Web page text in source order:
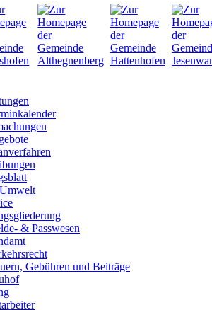
& Passwesen
Gebühren und Beiträge